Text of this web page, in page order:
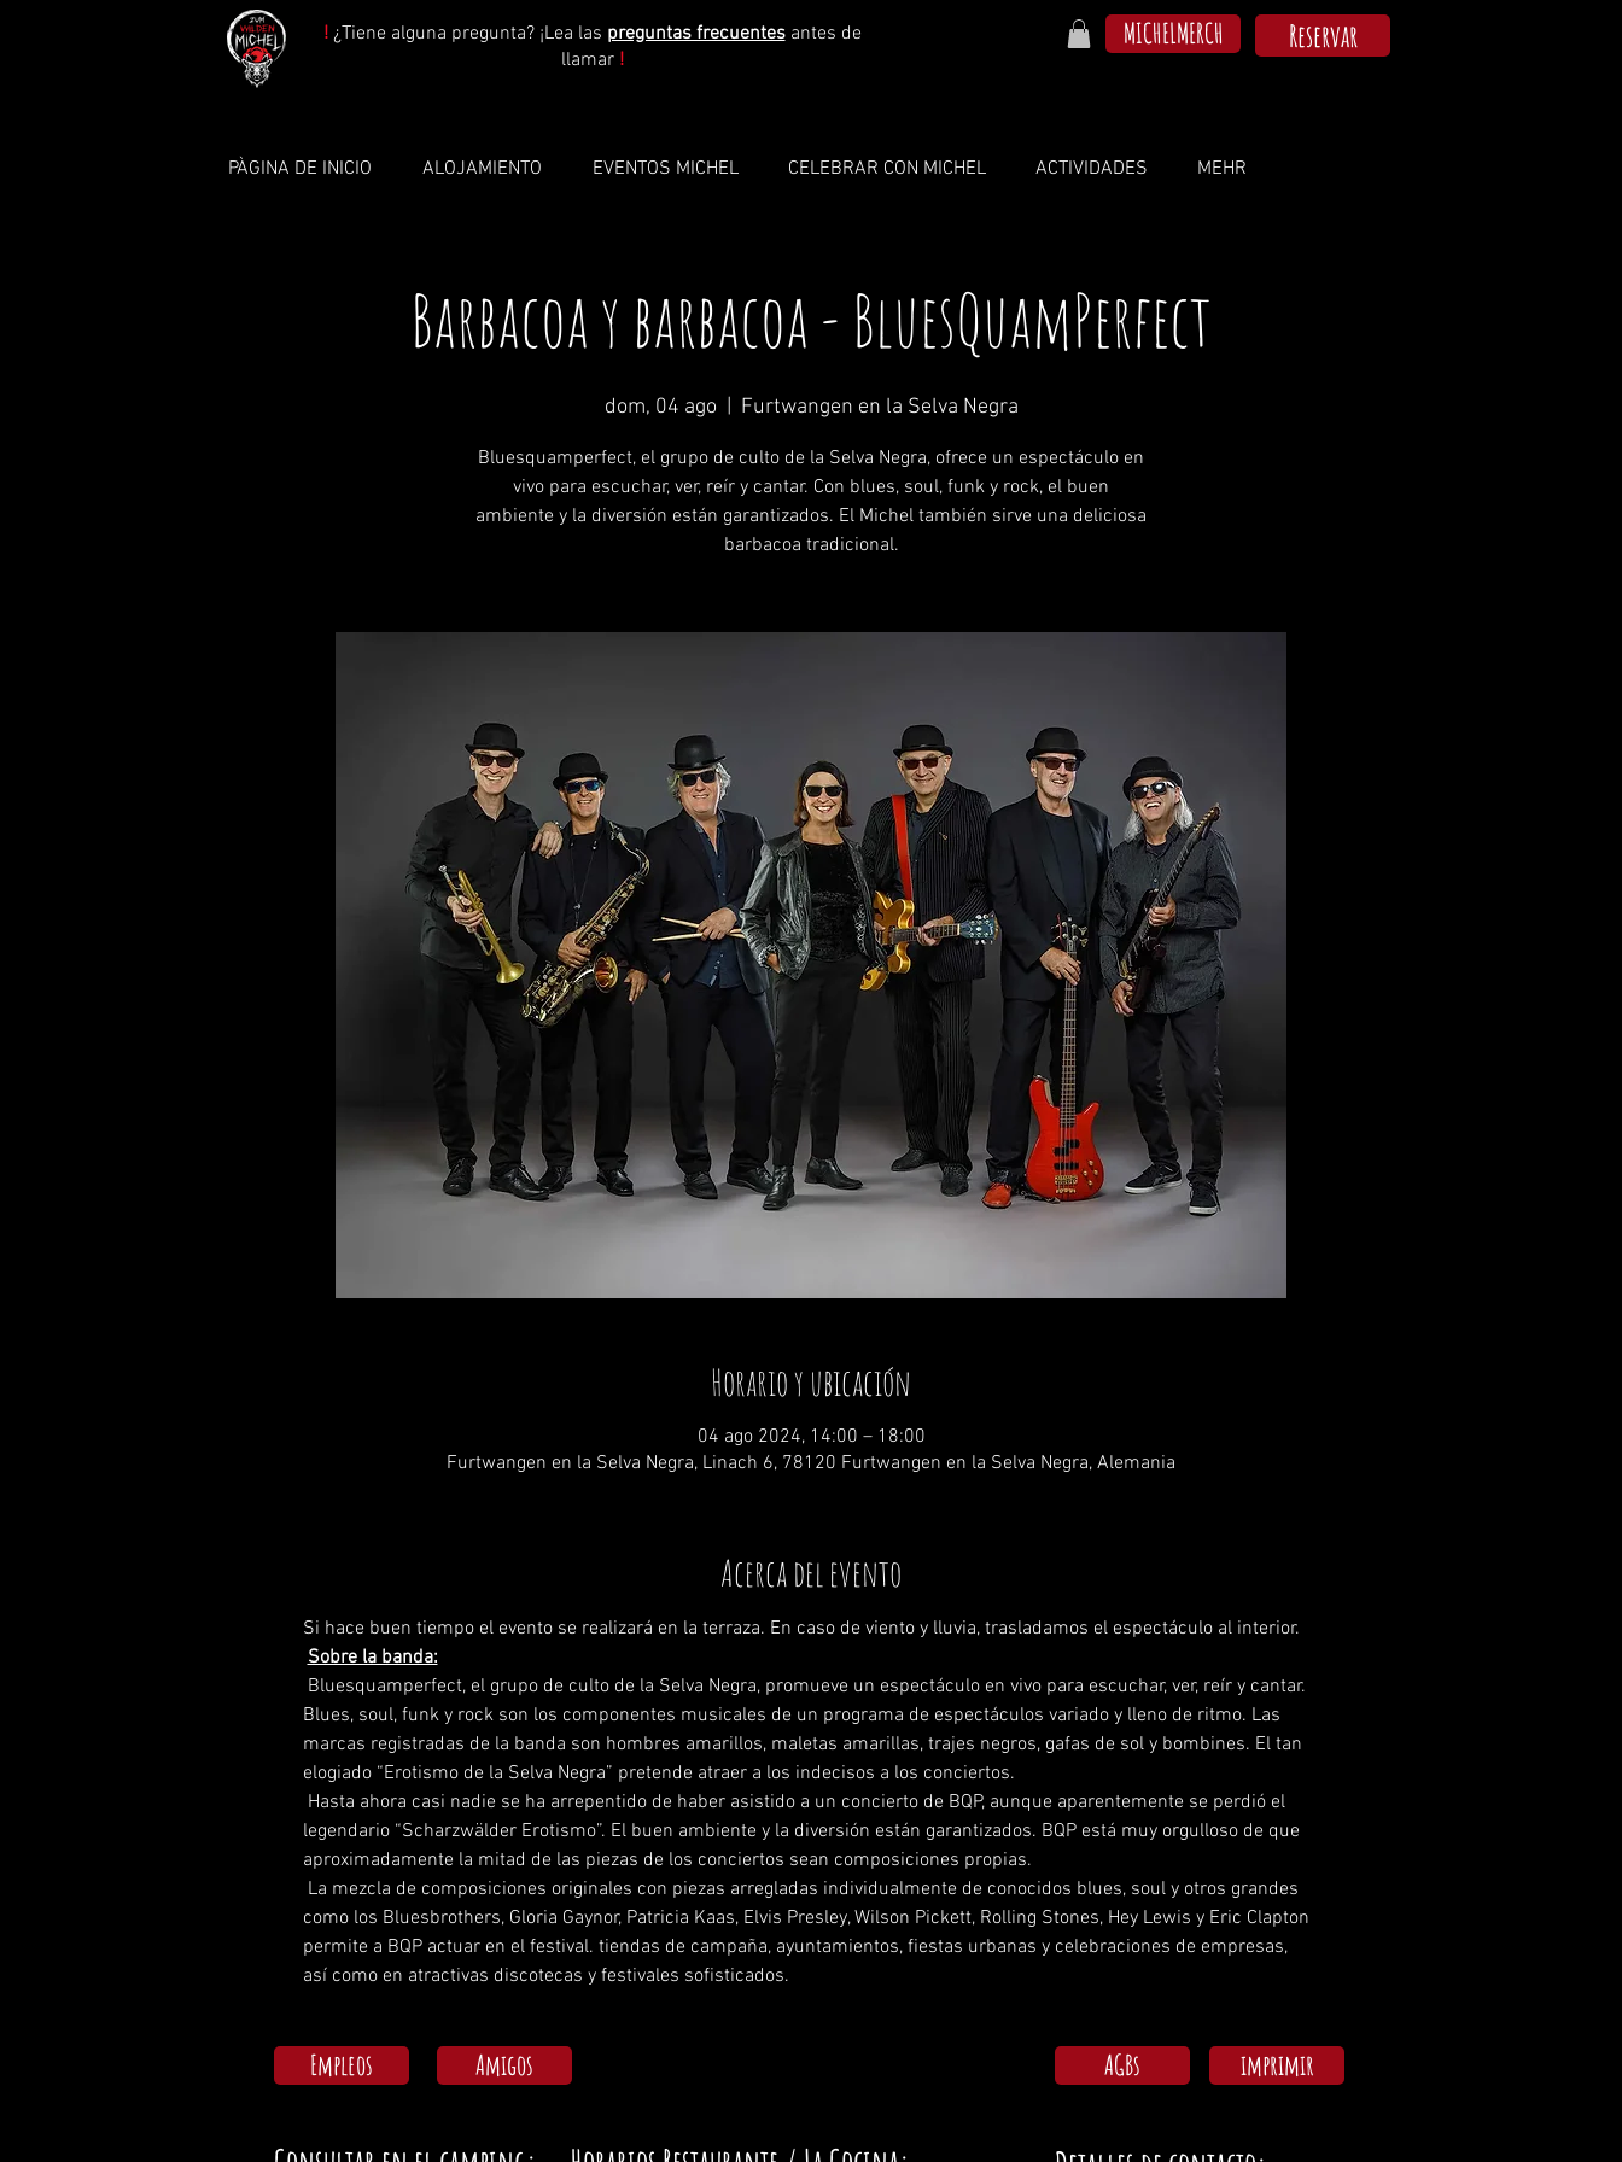
!¿Tiene alguna pregunta? ¡Lea las preguntas frecuentesantes de
llamar !
MICHELMERCH Reservar
PÀGINA DE INICIO ALOJAMIENTO EVENTOS MICHEL CELEBRAR CON MICHEL ACTIVIDADES MEHR
Barbacoa y barbacoa - BluesQuamPerfect
dom, 04 ago Furtwangen en la Selva Negra
Bluesquamperfect, el grupo de culto de la Selva Negra, ofrece un espectáculo en
vivo para escuchar, ver, reír y cantar. Con blues, soul, funk y rock, el buen
ambiente y la diversión están garantizados. El Michel también sirve una deliciosa
barbacoa tradicional.
Horario y ubicación
04 ago 2024, 14:00 – 18:00
Furtwangen en la Selva Negra, Linach 6, 78120 Furtwangen en la Selva Negra, Alemania
Acerca del evento
Si hace buen tiempo el evento se realizará en la terraza. En caso de viento y lluvia, trasladamos el espectáculo al interior.
Sobre la banda:
Blues, soul, funk y rock son los componentes musicales de un programa de espectáculos variado y lleno de ritmo. Las
marcas registradas de la banda son hombres amarillos, maletas amarillas, trajes negros, gafas de sol y bombines. El tan
elogiado “Erotismo de la Selva Negra” pretende atraer a los indecisos a los conciertos.
legendario “Scharzwälder Erotismo”. El buen ambiente y la diversión están garantizados. BQP está muy orgulloso de que
aproximadamente la mitad de las piezas de los conciertos sean composiciones propias.
como los Bluesbrothers, Gloria Gaynor, Patricia Kaas, Elvis Presley, Wilson Pickett, Rolling Stones, Hey Lewis y Eric Clapton
permite a BQP actuar en el festival. tiendas de campaña, ayuntamientos, fiestas urbanas y celebraciones de empresas,
así como en atractivas discotecas y festivales sofisticados.
Empleos Amigos AGBs imprimir